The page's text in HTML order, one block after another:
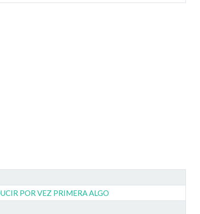
POR VEZ PRIMERA ALGO